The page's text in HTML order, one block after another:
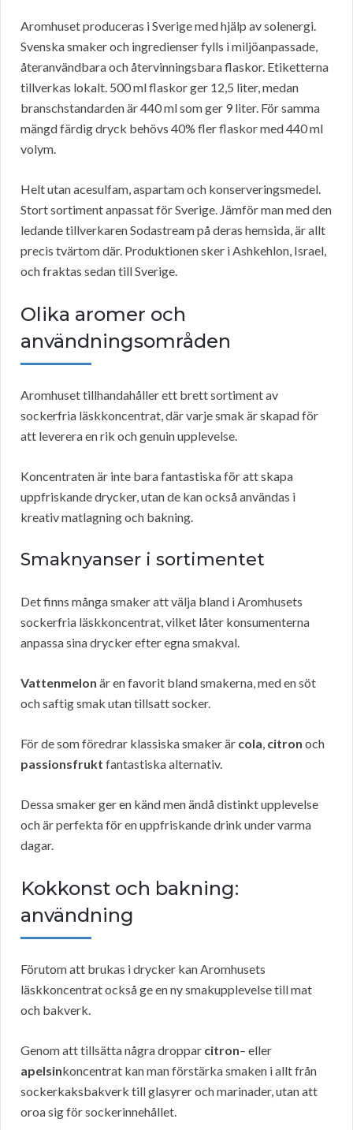
Aromhuset produceras i Sverige med hjälp av solenergi.
Svenska smaker och ingredienser fylls i miljöanpassade,
återanvändbara och återvinningsbara flaskor. Etiketterna
tillverkas lokalt. 500 ml flaskor ger 12,5 liter, medan
branschstandarden är 440 ml som ger 9 liter. För samma
mängd färdig dryck behövs 40% fler flaskor med 440 ml
volym.
Helt utan acesulfam, aspartam och konserveringsmedel.
Stort sortiment anpassat för Sverige. Jämför man med den
ledande tillverkaren Sodastream på deras hemsida, är allt
precis tvärtom där. Produktionen sker i Ashkehlon, Israel,
och fraktas sedan till Sverige.
Olika aromer och
användningsområden
Aromhuset tillhandahåller ett brett sortiment av
sockerfria läskkoncentrat, där varje smak är skapad för
att leverera en rik och genuin upplevelse.
Koncentraten är inte bara fantastiska för att skapa
uppfriskande drycker, utan de kan också användas i
kreativ matlagning och bakning.
Smaknyanser i sortimentet
Det finns många smaker att välja bland i Aromhusets
sockerfria läskkoncentrat, vilket låter konsumenterna
anpassa sina drycker efter egna smakval.
Vattenmelon är en favorit bland smakerna, med en söt
och saftig smak utan tillsatt socker.
För de som föredrar klassiska smaker är cola, citron och
passionsfrukt fantastiska alternativ.
Dessa smaker ger en känd men ändå distinkt upplevelse
och är perfekta för en uppfriskande drink under varma
dagar.
Kokkonst och bakning:
användning
Förutom att brukas i drycker kan Aromhusets
läskkoncentrat också ge en ny smakupplevelse till mat
och bakverk.
Genom att tillsätta några droppar citron– eller
apelsinkoncentrat kan man förstärka smaken i allt från
sockerkaksbakverk till glasyrer och marinader, utan att
oroa sig för sockerinnehållet.